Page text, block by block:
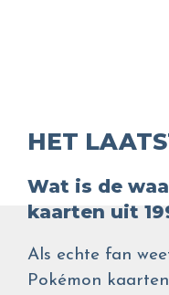
HET
Wat is de
kaarten uit
Als echte fan
Pokémon